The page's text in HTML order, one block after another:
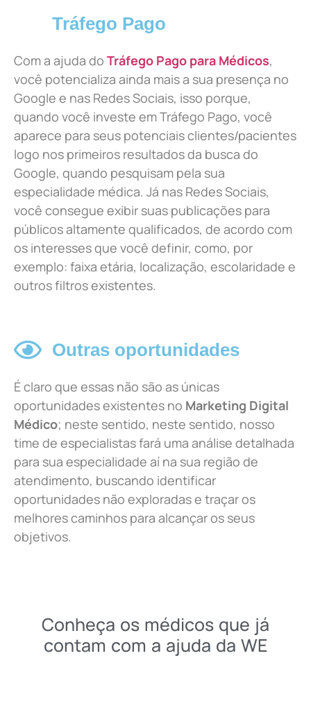
Tráfego Pago
Com a ajuda do Tráfego Pago para Médicos,
você potencializa ainda mais a sua presença no
Google e nas Redes Sociais, isso porque,
quando você investe em Tráfego Pago, você
aparece para seus potenciais clientes/pacientes
logo nos primeiros resultados da busca do
Google, quando pesquisam pela sua
especialidade médica. Já nas Redes Sociais,
você consegue exibir suas publicações para
públicos altamente qualificados, de acordo com
os interesses que você definir, como, por
exemplo: faixa etária, localização, escolaridade e
outros filtros existentes.
Outras oportunidades
É claro que essas não são as únicas
oportunidades existentes no Marketing Digital
Médico; neste sentido, neste sentido, nosso
time de especialistas fará uma análise detalhada
para sua especialidade aí na sua região de
atendimento, buscando identificar
oportunidades não exploradas e traçar os
melhores caminhos para alcançar os seus
objetivos.
Conheça os médicos que já
contam com a ajuda da WE